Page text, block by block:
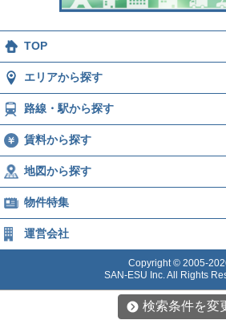
検索条件を変
TOP
エリアから探す
路線・駅から探す
賃料から探す
地図から探す
物件特集
運営会社
Copyright © 2005-
SAN-ESU Inc. All Rights